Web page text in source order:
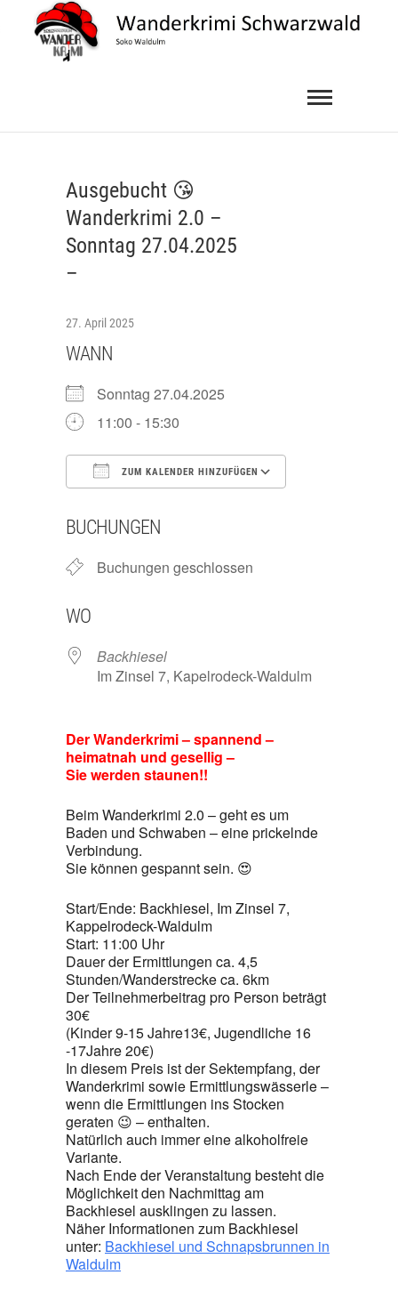
Schwarzwald
Ausgebucht 😘
Wanderkrimi 2.0 –
Sonntag 27.04.2025
–
27. April 2025
WANN
Sonntag 27.04.2025
11:00 - 15:30
ZUM KALENDER HINZUFÜGEN
BUCHUNGEN
Buchungen geschlossen
WO
Backhiesel
Im Zinsel 7, Kapelrodeck-Waldulm
Der Wanderkrimi – spannend –
heimatnah und gesellig –
Sie werden staunen!!
Beim Wanderkrimi 2.0 – geht es um
Baden und Schwaben – eine prickelnde
Verbindung.
Sie können gespannt sein. 😍
Start/Ende: Backhiesel, Im Zinsel 7,
Kappelrodeck-Waldulm
Start: 11:00 Uhr
Dauer der Ermittlungen ca. 4,5
Stunden/Wanderstrecke ca. 6km
Der Teilnehmerbeitrag pro Person beträgt
30€
(Kinder 9-15 Jahre13€, Jugendliche 16
-17Jahre 20€)
In diesem Preis ist der Sektempfang, der
Wanderkrimi sowie Ermittlungswässerle –
wenn die Ermittlungen ins Stocken
geraten 😉 – enthalten.
Natürlich auch immer eine alkoholfreie
Variante.
Nach Ende der Veranstaltung besteht die
Möglichkeit den Nachmittag am
Backhiesel ausklingen zu lassen.
Näher Informationen zum Backhiesel
unter: Backhiesel und Schnapsbrunnen in
Waldulm